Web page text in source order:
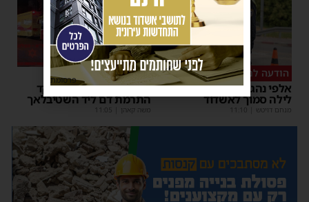
הודעה לנהגים
אלפי נהגים יושפעו: עבודות
לילה סמוך לאשדוד
מנחם דויטש |
11:10
כל טיפה מצילה
אשדוד מצילה חיים: מוקד
התרמת דם ליד השטיבלאך
משה קאהן 11:05
פרסומת